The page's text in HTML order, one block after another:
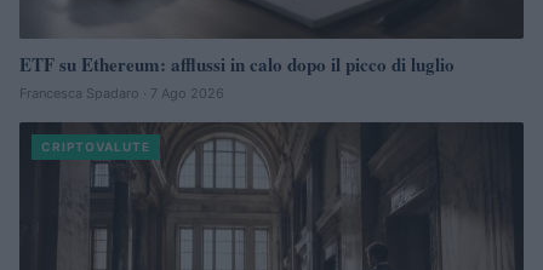
ETF su Ethereum: afflussi in calo dopo il picco di luglio
Francesca Spadaro · 7 Ago 2026
CRIPTOVALUTE